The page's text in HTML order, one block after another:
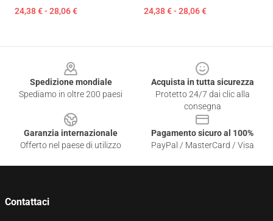
24,38 € - 28,06 € 24,38 € - 28,06 €
Spedizione mondiale
Spediamo in oltre 200 paesi
Acquista in tutta sicurezza
Protetto 24/7 dai clic alla
consegna
Garanzia internazionale
Offerto nel paese di utilizzo
Pagamento sicuro al 100%
PayPal / MasterCard / Visa
Contattaci